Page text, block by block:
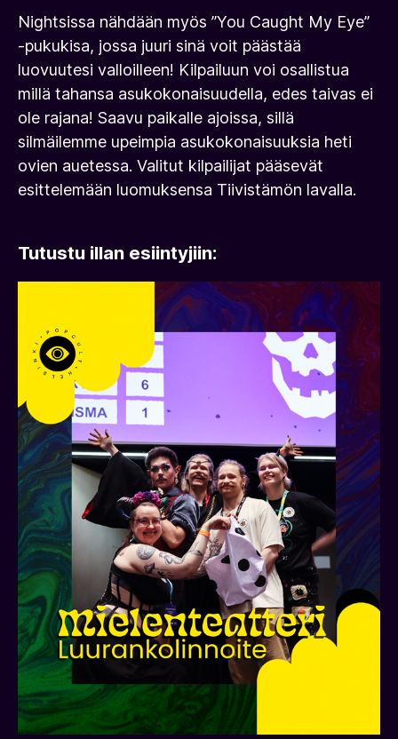
Nightsissa nähdään myös ”You Caught My Eye”
-pukukisa, jossa juuri sinä voit päästää
luovuutesi valloilleen! Kilpailuun voi osallistua
millä tahansa asukokonaisuudella, edes taivas ei
ole rajana! Saavu paikalle ajoissa, sillä
silmäilemme upeimpia asukokonaisuuksia heti
ovien auetessa. Valitut kilpailijat pääsevät
esittelemään luomuksensa Tiivistämön lavalla.
Tutustu illan esiintyjiin: